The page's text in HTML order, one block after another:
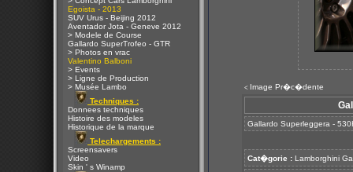
Egoista - 2013
SUV Urus - Beijing 2012
Aventador Jota - Geneve 2012
> Modele de Course
Gallardo SuperTrofeo - GTR
> Photos en vrac
Valentino Balboni
> Events
> Ligne de Production
> Musée Lambo
Techniques :
Donnees techniques
Histoire des modeles
Historique de la marque
Telechargements :
Screensavers
Video
Skin ' s Winamp
< Image Pr�c�dente
Gallardo Superleggera -
Cat�gorie : Lamborghini